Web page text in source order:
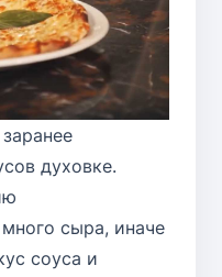
духовке.
сыра, иначе
соуса и